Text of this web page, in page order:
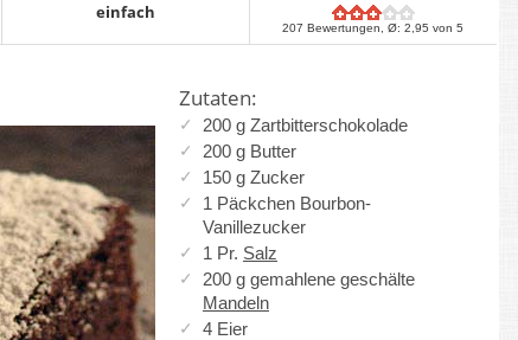
einfach
207 Bewertungen, Ø:2,95 von 5
Zutaten:
200 g Zartbitterschokolade
200 g Butter
150 g Zucker
1 Päckchen Bourbon-
Vanillezucker
1 Pr. Salz
200 g gemahlene geschälte
Mandeln
4 Eier